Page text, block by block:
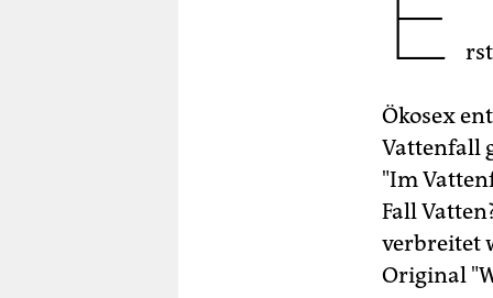
Ökosex
Vattenfall
"Im
Fall
verbreitet
Original